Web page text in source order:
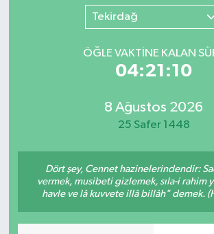
Tekirdağ
ÖĞLE VAKTİNE KALAN
04:21:10
8 Ağustos 2026
25 Safer 1448
Dört şey, Cennet hazinelerindendir:
vermek, musibeti gizlemek, sıla-i rahim
havle ve lâ kuvvete illâ billâh" demek.
RESMİ İLANLAR
KÖŞE YAZILARI
YAŞAM
Süper Lig Puan Durumu ve Fikstür
Tüm Manşetler
Haber Arşivi